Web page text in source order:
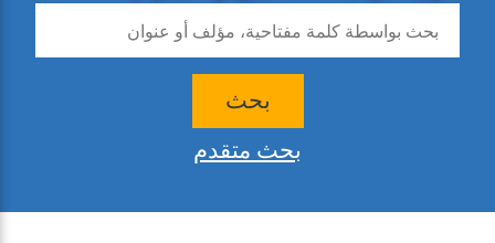
بحث
بحث متقدم